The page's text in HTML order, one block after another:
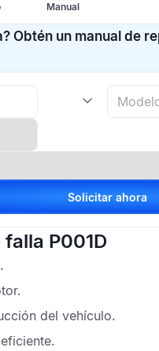
Manual
Obtén un manual de
Solicitar ahora
P001D
.
del vehículo.